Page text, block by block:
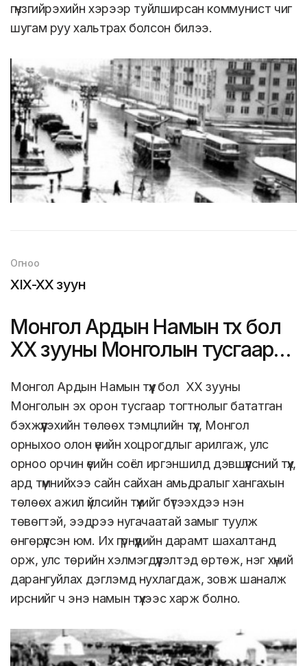
гүнзгийрэхийн хэрээр туйлширсан коммунист чиг
шугам руу хальтрах болсон билээ.
Огноо
XIX-XX зуун
Монгол Ардын Намын түүх бол
ХХ зууны Монголын тусгаар
Монгол Ардын Намын түүх бол ХХ зууны
Монголын эх орон тусгаар тогтнолыг бататган
бэхжүүлэхийн төлөөх тэмцлийн түүх, Монгол
орныхоо олон үеийн хоцрогдлыг арилгаж, улс
орноо орчин үеийн соёл иргэншилд дэвшүүлсний түүх,
ард түмнийхээ сайн сайхан амьдралыг хангахын
төлөөх ажил үйлсийн түүхийг бүтээхдээ нэн
төвөгтэй, ээдрээ нугачаатай замыг туулж
өнгөрүүлсэн юм. Их гүрнүүдийн дарамт шахалтанд
орж, улс төрийн хэлмэгдүүлэлтэд өртөж, нэг хүний
дарангуйлах дэглэмд нухлагдаж, зовж шаналж
ирснийг ч энэ намын түүхээс харж болно.